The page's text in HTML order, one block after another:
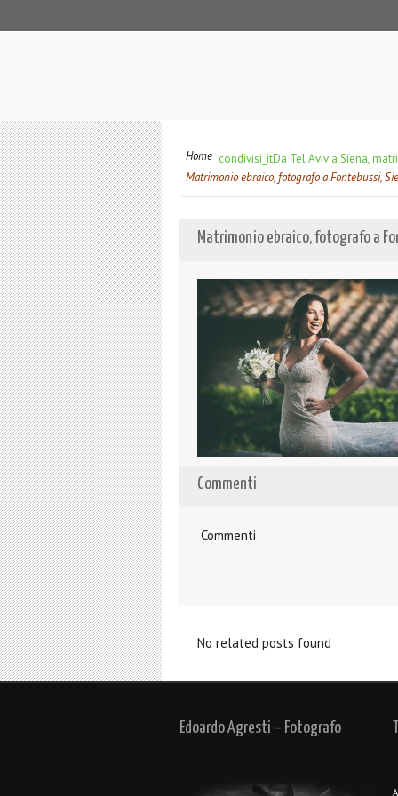
Home condivisi_itDa Tel Aviv a Siena,
Matrimonio ebraico, fotografo a Fontebussi,
Matrimonio ebraico, fotografo a
Commenti
Commenti
No related posts found
Edoardo Agresti – Fotografo